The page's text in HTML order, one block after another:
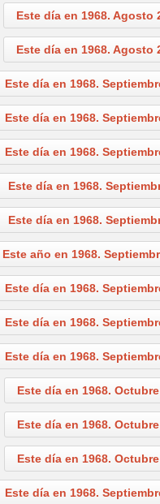
Este día en 1968. Agosto
Este día en 1968. Agosto
Este día en 1968.
Este día en 1968.
Este día en 1968.
Este día en 1968.
Este día en 1968.
Este año en 1968.
Este día en 1968.
Este día en 1968.
Este día en 1968.
Este día en 1968.
Este día en 1968.
Este día en 1968.
Este día en 1968.